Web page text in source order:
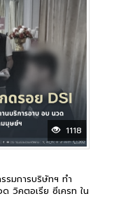
1118
รมการบริษัทฯ ทำ
วิคตอเรีย ซีเครท ใน